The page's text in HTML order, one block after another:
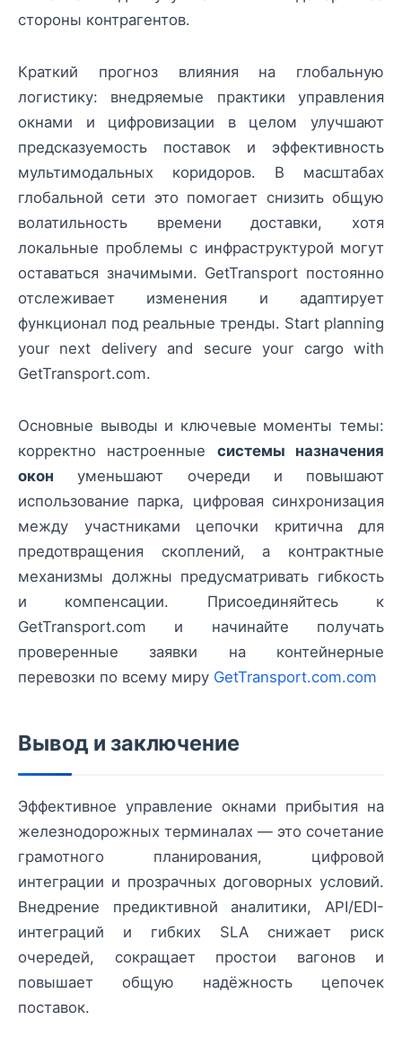
стороны контрагентов.
Краткий прогноз влияния на глобальную
логистику: внедряемые практики управления
окнами и цифровизации в целом улучшают
предсказуемость поставок и эффективность
мультимодальных коридоров. В масштабах
глобальной сети это помогает снизить общую
волатильность времени доставки, хотя
локальные проблемы с инфраструктурой могут
оставаться значимыми. GetTransport постоянно
отслеживает изменения и адаптирует
функционал под реальные тренды. Start planning
your next delivery and secure your cargo with
GetTransport.com.
Основные выводы и ключевые моменты темы:
корректно настроенные системы назначения
окон уменьшают очереди и повышают
использование парка, цифровая синхронизация
между участниками цепочки критична для
предотвращения скоплений, а контрактные
механизмы должны предусматривать гибкость
и компенсации. Присоединяйтесь к
GetTransport.com и начинайте получать
проверенные заявки на контейнерные
перевозки по всему миру GetTransport.com.com
Вывод и заключение
Эффективное управление окнами прибытия на
железнодорожных терминалах — это сочетание
грамотного планирования, цифровой
интеграции и прозрачных договорных условий.
Внедрение предиктивной аналитики, API/EDI-
интеграций и гибких SLA снижает риск
очередей, сокращает простои вагонов и
повышает общую надёжность цепочек
поставок.